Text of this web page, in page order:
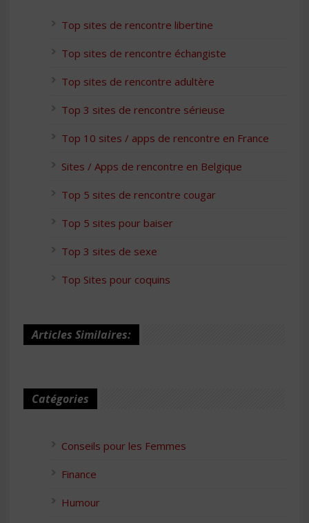
Top sites de rencontre libertine
Top sites de rencontre échangiste
Top sites de rencontre adultère
Top 3 sites de rencontre sérieuse
Top 10 sites / apps de rencontre en France
Sites / Apps de rencontre en Belgique
Top 5 sites de rencontre cougar
Top 5 sites pour baiser
Top 3 sites de sexe
Top Sites pour coquins
Articles Similaires:
Catégories
Conseils pour les Femmes
Finance
Humour